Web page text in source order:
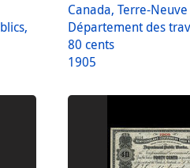
Canada, Terre-
Département des
80 cents
1905